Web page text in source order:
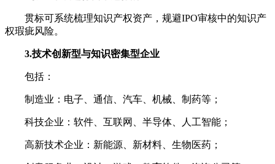
贯标可系统梳理知识产权资产，规避IPO审核中的知识产
权瑕疵风险。
3.技术创新型与知识密集型企业
包括：
制造业：电子、通信、汽车、机械、制药等；
科技企业：软件、互联网、半导体、人工智能；
高新技术企业：新能源、新材料、生物医药；